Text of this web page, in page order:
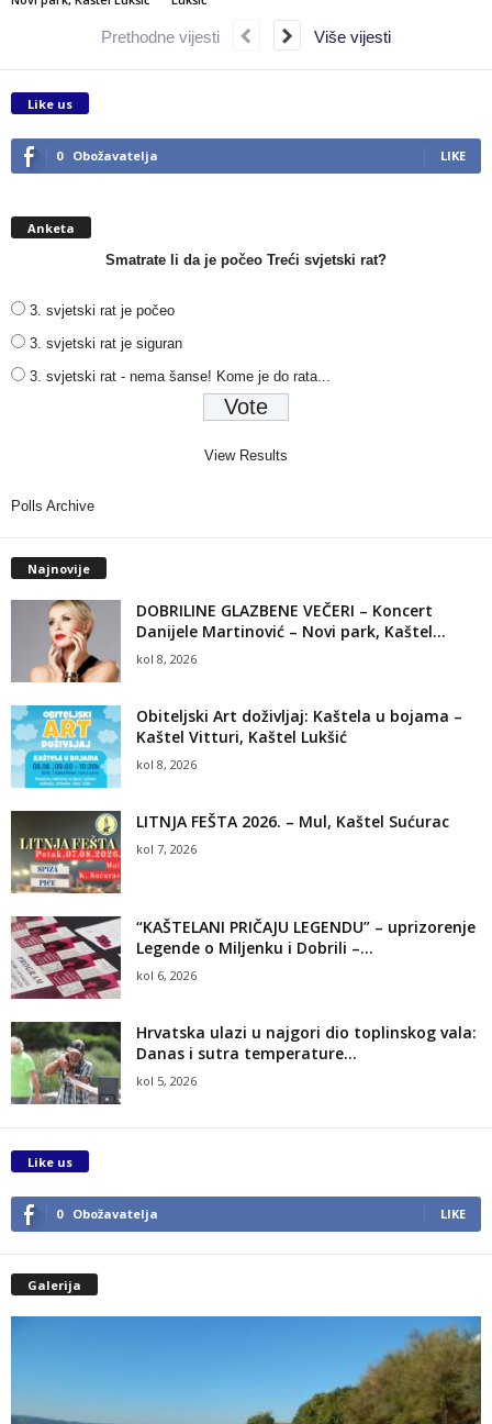
Prethodne vijesti Više vijesti
Like us
0 Obožavatelja LIKE
Anketa
Smatrate li da je počeo Treći svjetski rat?
3. svjetski rat je počeo
3. svjetski rat je siguran
3. svjetski rat - nema šanse! Kome je do rata...
View Results
Polls Archive
Najnovije
DOBRILINE GLAZBENE VEČERI – Koncert
Danijele Martinović – Novi park, Kaštel...
kol 8, 2026
Obiteljski Art doživljaj: Kaštela u bojama –
Kaštel Vitturi, Kaštel Lukšić
kol 8, 2026
LITNJA FEŠTA 2026. – Mul, Kaštel Sućurac
kol 7, 2026
“KAŠTELANI PRIČAJU LEGENDU” – uprizorenje
Legende o Miljenku i Dobrili –...
kol 6, 2026
Hrvatska ulazi u najgori dio toplinskog vala:
Danas i sutra temperature...
kol 5, 2026
Like us
0 Obožavatelja LIKE
Galerija